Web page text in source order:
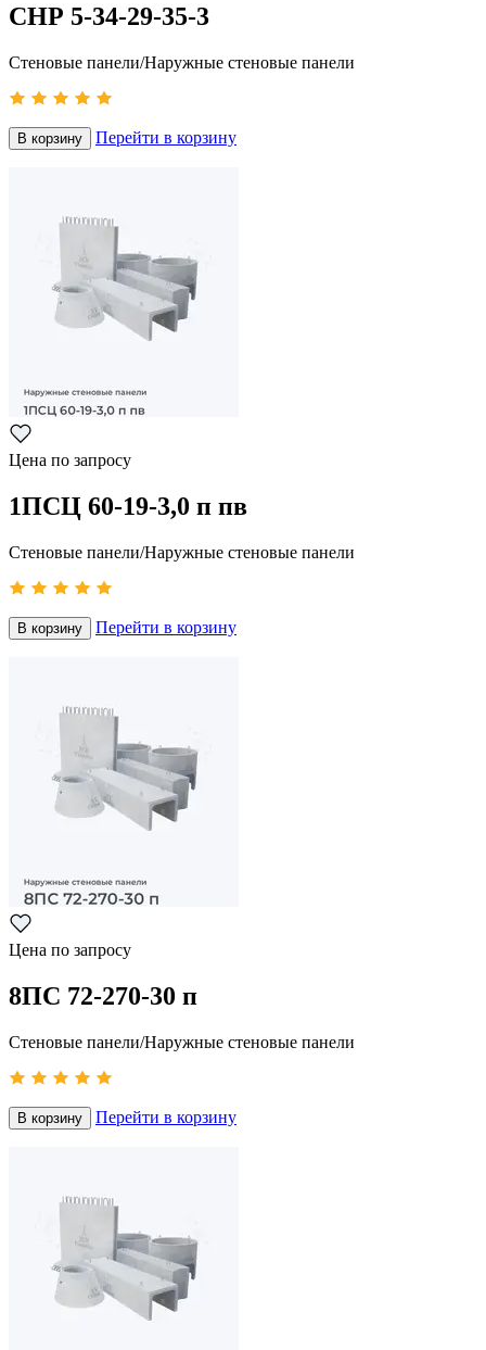
СНР 5-34-29-35-3
Стеновые панели/Наружные стеновые панели
В корзину Перейти в корзину
Цена по запросу
1ПСЦ 60-19-3,0 п пв
Стеновые панели/Наружные стеновые панели
В корзину Перейти в корзину
Цена по запросу
8ПС 72-270-30 п
Стеновые панели/Наружные стеновые панели
В корзину Перейти в корзину